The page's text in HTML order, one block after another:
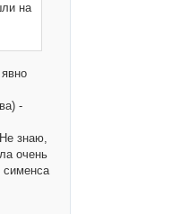
на
-
знаю,
очень
сименса